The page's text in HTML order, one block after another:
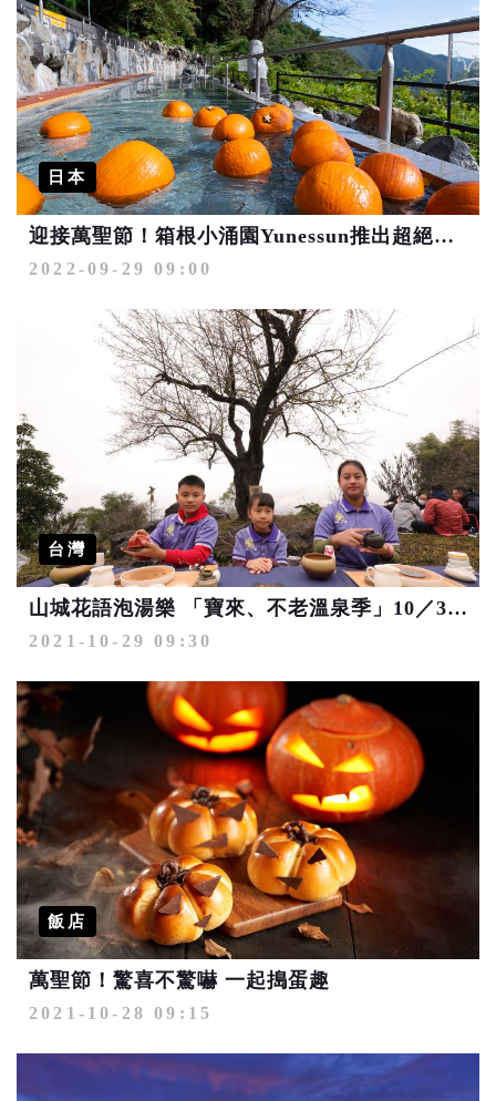
日本
迎接萬聖節！箱根小涌園Yunessun推出超絕景南瓜溫泉
2022-09-29 09:00
台灣
山城花語泡湯樂 「寶來、不老溫泉季」10／30開幕
2021-10-29 09:30
飯店
萬聖節！驚喜不驚嚇 一起搗蛋趣
2021-10-28 09:15